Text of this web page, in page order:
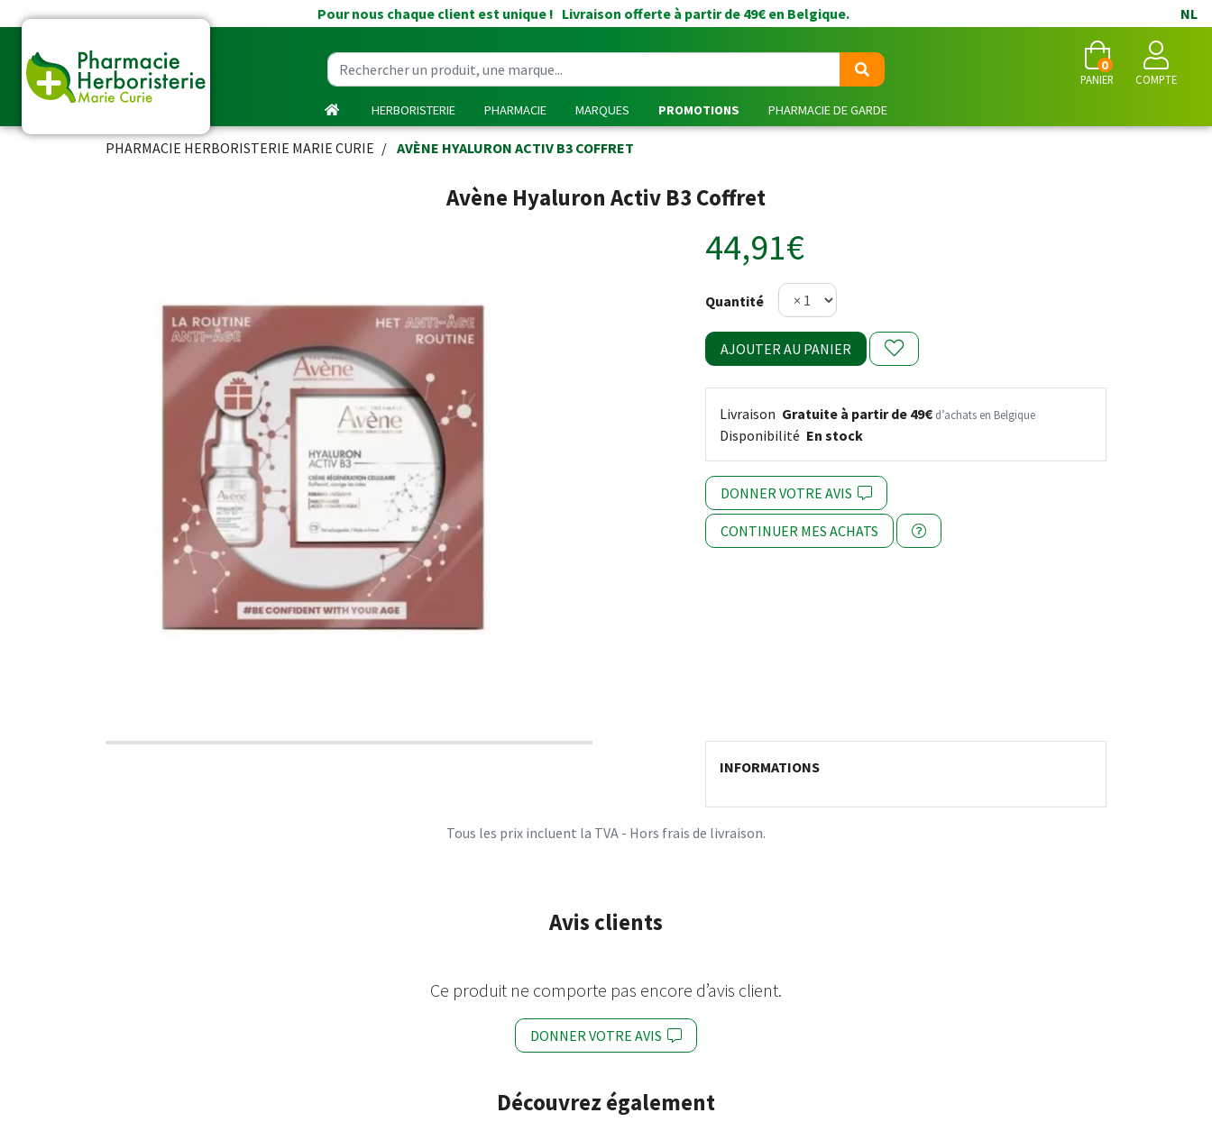
Pour nous chaque client est unique ! Livraison offerte à partir de 49€ en Belgique. NL
PANIER
0
COMPTE
HERBORISTERIE PHARMACIE MARQUES PROMOTIONS PHARMACIE DE GARDE
PHARMACIE HERBORISTERIE MARIE CURIE AVÈNE HYALURON ACTIV B3 COFFRET
Avène Hyaluron Activ B3 Coffret
44,91€
Quantité
AJOUTER AU PANIER
Livraison Gratuite à partir de 49€ d’achats en Belgique
Disponibilité En stock
DONNER VOTRE AVIS
CONTINUER MES ACHATS
INFORMATIONS
Tous les prix incluent la TVA - Hors frais de livraison.
Avis clients
Ce produit ne comporte pas encore d’avis client.
DONNER VOTRE AVIS
Découvrez également